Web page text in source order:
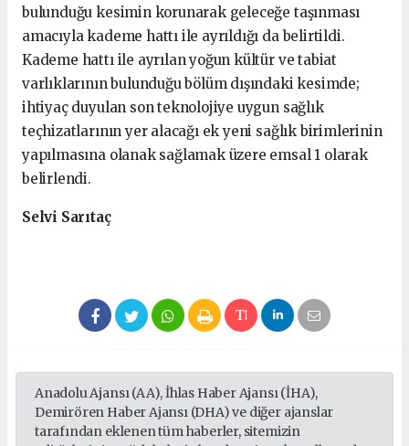
bulunduğu kesimin korunarak geleceğe taşınması
amacıyla kademe hattı ile ayrıldığı da belirtildi.
Kademe hattı ile ayrılan yoğun kültür ve tabiat
varlıklarının bulunduğu bölüm dışındaki kesimde;
ihtiyaç duyulan son teknolojiye uygun sağlık
teçhizatlarının yer alacağı ek yeni sağlık birimlerinin
yapılmasına olanak sağlamak üzere emsal 1 olarak
belirlendi.
Selvi Sarıtaç
Anadolu Ajansı (AA), İhlas Haber Ajansı (İHA),
Demirören Haber Ajansı (DHA) ve diğer ajanslar
tarafından eklenen tüm haberler, sitemizin